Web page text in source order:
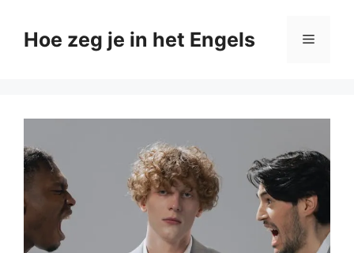
naarHoe zeg je in het Engels Menu